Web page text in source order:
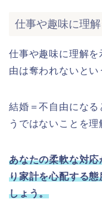
仕事や趣味に理
仕事や趣味に理解
由は奪われないとい
結婚＝不自由にな
うではないことを理
あなたの柔軟な対
り家計を心配する
しょう。